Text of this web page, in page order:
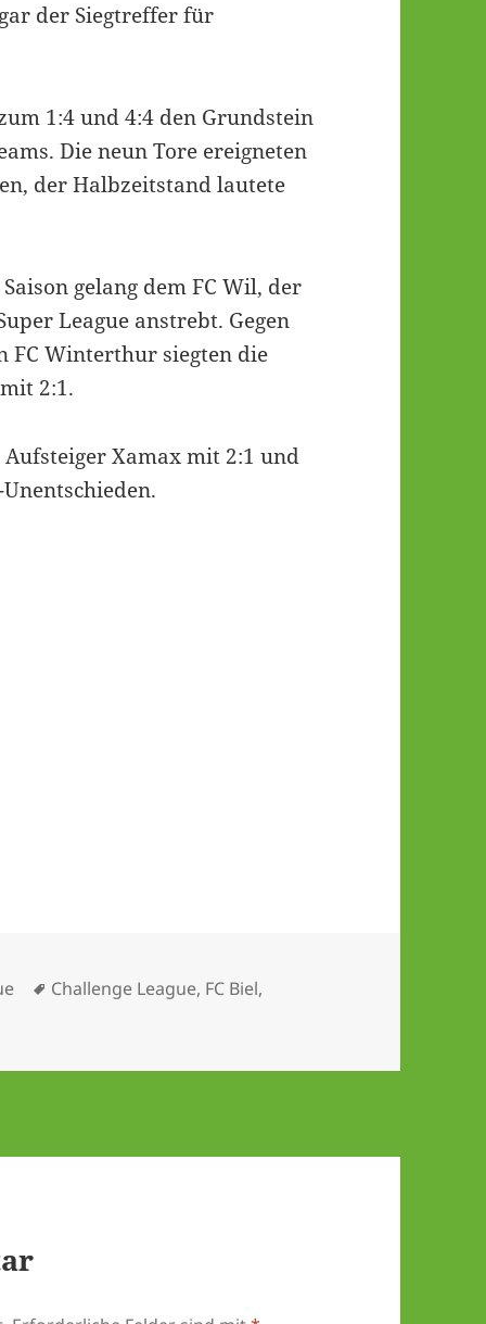
der Siegtreffer für
1:4 und 4:4 den Grundstein
Die neun Tore ereigneten
der Halbzeitstand lautete
gelang dem FC Wil, der
League anstrebt. Gegen
FC Winterthur siegten die
2:1.
Xamax mit 2:1 und
Schlagwörter
Challenge League, FC Biel,